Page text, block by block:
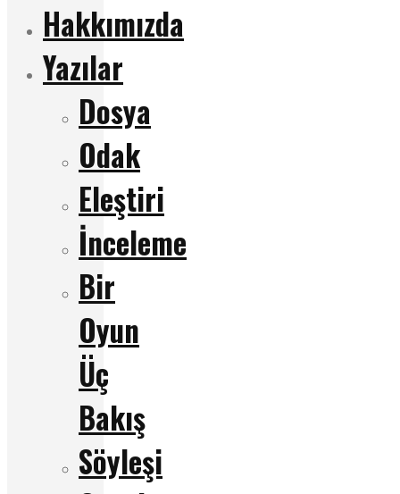
Hakkımızda
Yazılar
Dosya
Odak
Eleştiri
İnceleme
Bir
Oyun
Üç
Bakış
Söyleşi